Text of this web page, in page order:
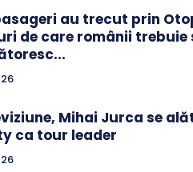
au trecut prin
de care românii trebuie
Mihai Jurca se
ca tour leader